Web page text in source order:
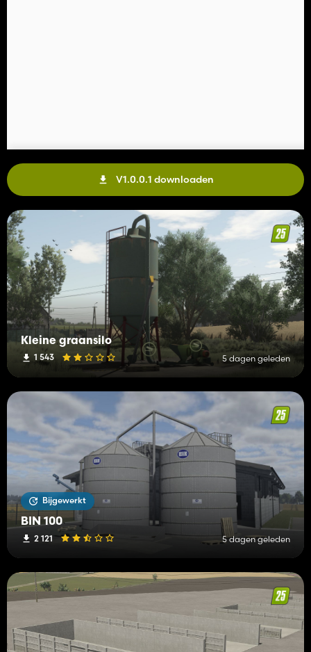
V1.0.0.1 downloaden
Kleine graansilo
1 543 5 dagen geleden
Bijgewerkt
BIN 100
2 121 5 dagen geleden